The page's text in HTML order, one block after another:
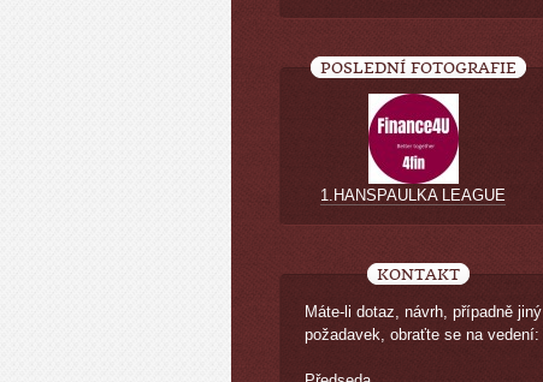
POSLEDNÍ FOTOGRAFIE
1.HANSPAULKA LEAGUE
KONTAKT
Máte-li dotaz, návrh, případně jiný
požadavek, obraťte se na vedení: